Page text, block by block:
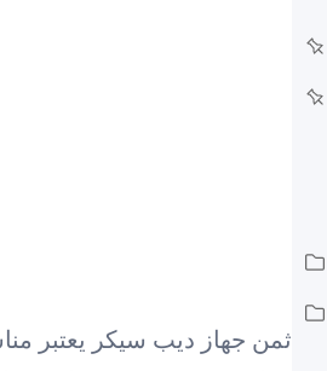
ثمن جهاز ديب سيكر يعتبر